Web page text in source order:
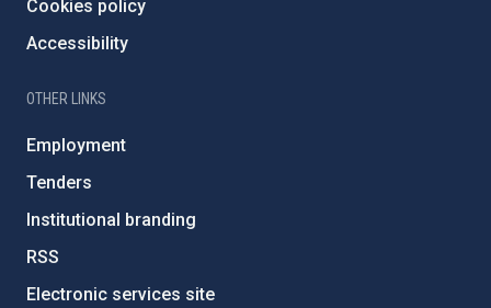
Cookies policy
Accessibility
OTHER LINKS
Employment
Tenders
Institutional branding
RSS
Electronic services site